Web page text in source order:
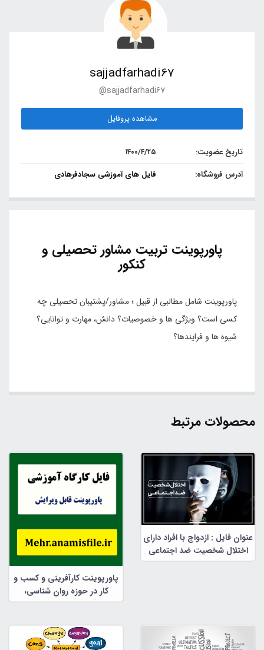
sajjadfarhadi67
@sajjadfarhadi67
مشاهده پروفایل
تاریخ عضویت:
۱۴۰۰/۴/۲۵
آدرس فروشگاه:
فایل های آموزشی سجادفرهادی
پاورپوینت تربیت مشاور تحصیلی و
کنکور
پاورپوینت شامل مطالبی از قبیل ؛ مشاور/پشتیبان تحصیلی چه
کسی است؟ ویژگی ها و خصوصیات؟ دانش، مهارت و توانایی؟
شیوه ها و فرایندها؟
محصولات مرتبط
عنوان فایل : ازدواج با افراد دارای
اختلال شخصیت ضد اجتماعی
پاورپوینت کارآفرینی و کسب و
کار در حوزه روان شناسی،
مشاوره و علوم تربیتی